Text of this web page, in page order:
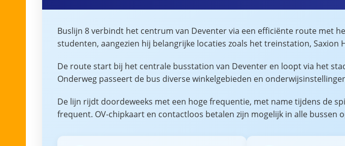
Buslijn 8 verbindt het centrum van Deventer via een efficiënte route met
studenten, aangezien hij belangrijke locaties zoals het treinstation,
De route start bij het centrale busstation van Deventer en loopt via het
Onderweg passeert de bus diverse winkelgebieden en
De lijn rijdt doordeweeks met een hoge frequentie, met name tijdens de
frequent. OV-chipkaart en contactloos betalen zijn mogelijk in alle bussen